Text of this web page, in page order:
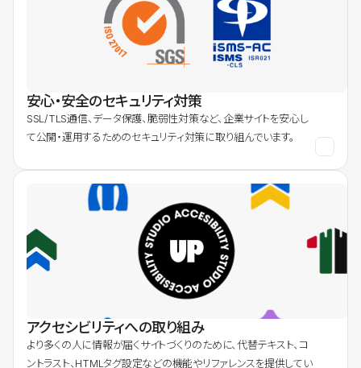
安心・安全のセキュリティ対策
SSL/TLS通信、データ保護、脆弱性対策など、企業サイトを安心し
て公開・運用するためのセキュリティ対策に取り組んでいます。
アクセシビリティへの取り組み
より多くの人に情報が届くサイトづくりのために、代替テキスト、コ
ントラスト、HTMLタグ設定などの機能やリファレンスを提供してい